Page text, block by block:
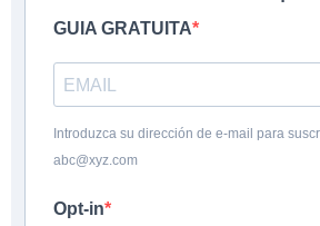
GUIA GRATUITA
Introduzca su dirección de e-mail para
abc@xyz.com
Opt-in